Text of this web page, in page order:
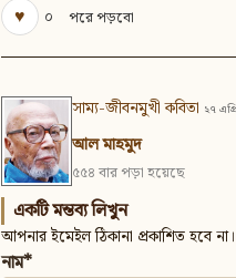
♥
০ পরে পড়বো
সাম্য-জীবনমুখী কবিতা ২৭
আল মাহমুদ
৫৫৪ বার পড়া হয়েছে
একটি মন্তব্য লিখুন
আপনার ইমেইল ঠিকানা প্রকাশিত হবে না।
নাম*